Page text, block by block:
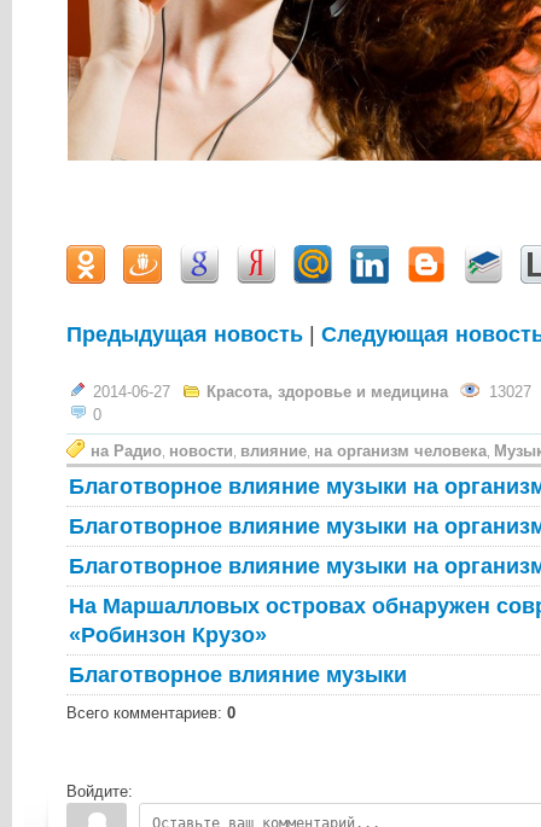
Предыдущая новость | Следующая
2014-06-27 Красота, здоровье и медицина
13027
0
на Радио новости влияние на организм человека
Благотворное влияние музыки на
Благотворное влияние музыки на
Благотворное влияние музыки на
На Маршалловых островах обнаружен
«Робинзон Крузо»
Благотворное влияние музыки
Всего комментариев: 0
Войдите: